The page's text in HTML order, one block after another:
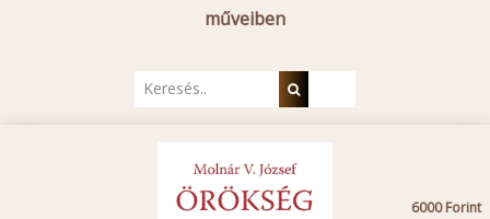
műveiben
6000